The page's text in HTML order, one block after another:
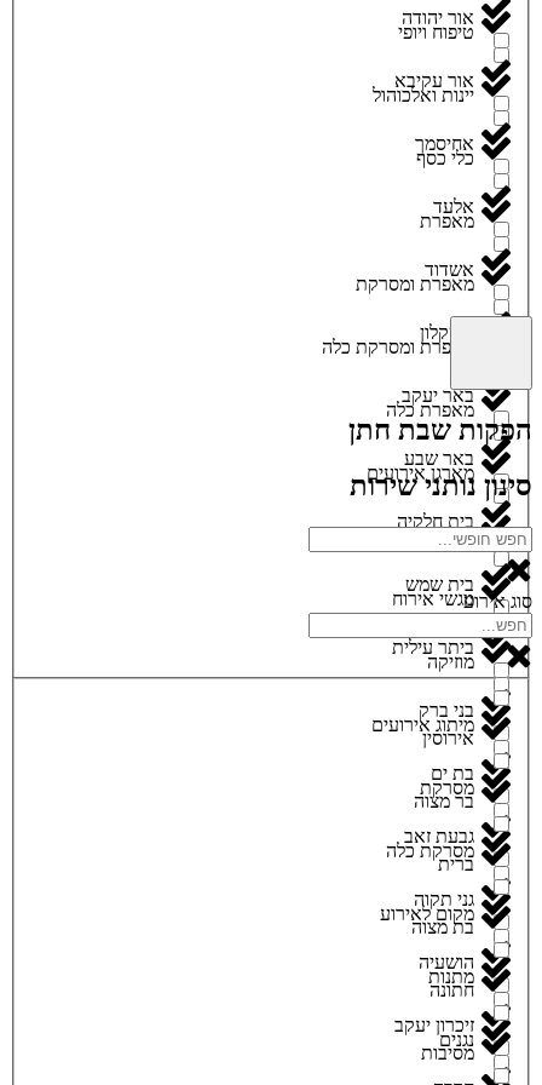
טיפוח ויופי
יינות ואלכוהול
כלי כסף
מאפרת
מאפרת ומסרקת
מאפרת ומסרקת כלה
מאפרת כלה
מארגן אירועים
מגנטים
מגשי אירוח
מוזיקה
מיתוג אירועים
מסרקת
מסרקת כלה
מקום לאירוע
מתנות
נגנים
אור יהודה
אור עקיבא
אחיסמך
אלעד
אשדוד
אשקלון
באר יעקב
באר שבע
בית חלקיה
בית שמש
ביתר עילית
בני ברק
בת ים
גבעת זאב
גני תקוה
הושעיה
זיכרון יעקב
הפקות שבת חתן
סינון נותני שירות
סוג אירוע
אירוסין
בר מצוה
ברית
בת מצוה
חתונה
מסיבות